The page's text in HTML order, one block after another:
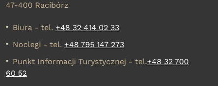
47-400 Racibórz
Biura - tel. +48 32 414 02 33
Noclegi - tel. +48 795 147 273
Punkt Informacji Turystycznej - tel.+48 32 700
60 52